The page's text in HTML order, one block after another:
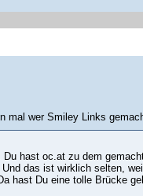
mal wer Smiley Links
hast oc.at zu dem
das ist wirklich selten,
hast Du eine tolle Brücke